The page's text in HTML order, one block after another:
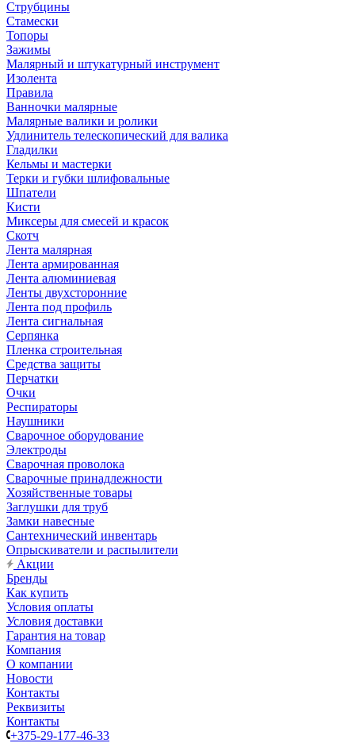
Струбцины
Стамески
Топоры
Зажимы
Малярный и штукатурный инструмент
Изолента
Правила
Ванночки малярные
Малярные валики и ролики
Удлинитель телескопический для валика
Гладилки
Кельмы и мастерки
Терки и губки шлифовальные
Шпатели
Кисти
Миксеры для смесей и красок
Скотч
Лента малярная
Лента армированная
Лента алюминиевая
Ленты двухсторонние
Лента под профиль
Лента сигнальная
Серпянка
Пленка строительная
Средства защиты
Перчатки
Очки
Респираторы
Наушники
Сварочное оборудование
Электроды
Сварочная проволока
Сварочные принадлежности
Хозяйственные товары
Заглушки для труб
Замки навесные
Сантехнический инвентарь
Опрыскиватели и распылители
Акции
Бренды
Как купить
Условия оплаты
Условия доставки
Гарантия на товар
Компания
О компании
Новости
Контакты
Реквизиты
Контакты
+375-29-177-46-33